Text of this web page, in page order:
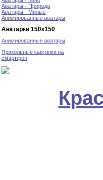
Аватары - Природа
Аватары - Милые
Анимированные аватары
Аватарки 150х150
Анимированные аватары
Прикольные картинки на
смартфон